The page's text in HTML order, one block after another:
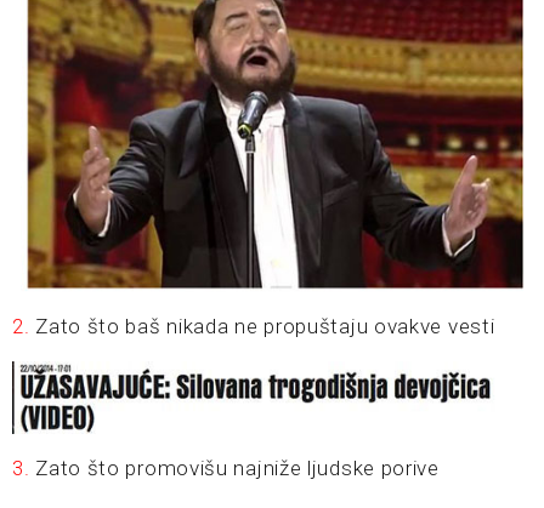
2. Zato što baš nikada ne propuštaju ovakve vesti
3. Zato što promovišu najniže ljudske porive